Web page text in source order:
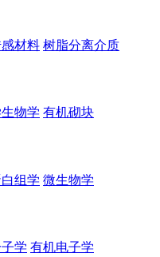
材料 树脂分离介质
物学 有机砌块
组学 微生物学
学 有机电子学